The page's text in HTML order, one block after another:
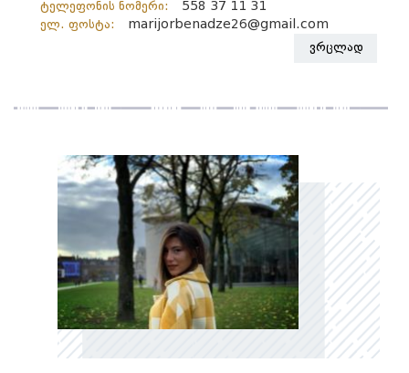
ტელეფონის ნომერი:
558 37 11 31
ელ. ფოსტა:
marijorbenadze26@gmail.com
ვრცლად